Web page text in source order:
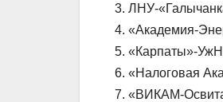
3. ЛНУ-
4. «Академия-
5. «Карпаты»-
6. «Налоговая
7. «ВИКАМ-